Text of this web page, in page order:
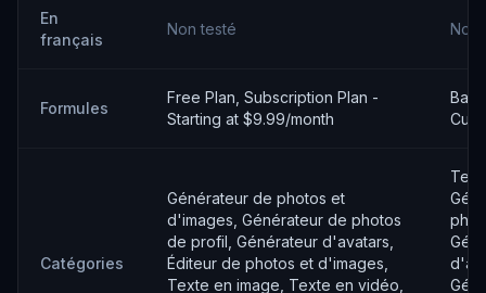
En
français
Non testé Non
Formules
Free Plan, Subscription Plan -
Starting at $9.99/month
Catégories
Générateur de photos et
d'images, Générateur de photos
de profil, Générateur d'avatars,
Éditeur de photos et d'images,
Texte en image, Texte en vidéo,